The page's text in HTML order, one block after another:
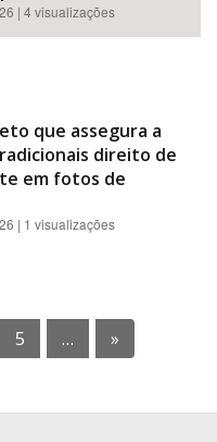
| 4 visualizações
que assegura a
direito de
em fotos de
| 1 visualizações
5 … »